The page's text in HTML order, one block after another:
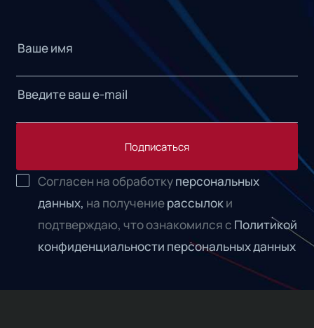
Подписаться
Согласен на обработкуперсональных
данных, на получениерассылоки
подтверждаю, что ознакомился с Политикой
конфиденциальности персональных данных